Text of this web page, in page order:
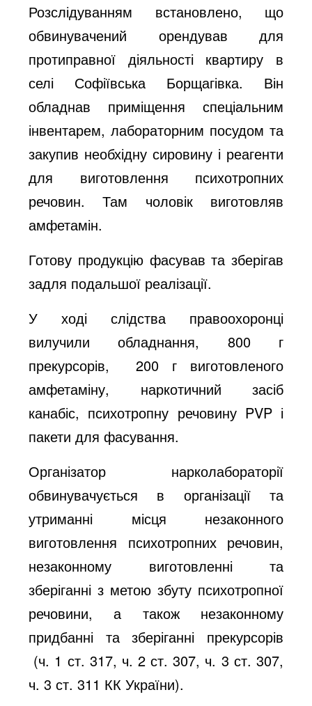
Розслідуванням встановлено, що
обвинувачений орендував для
протиправної діяльності квартиру в
селі Софіївська Борщагівка. Він
обладнав приміщення спеціальним
інвентарем, лабораторним посудом та
закупив необхідну сировину і реагенти
для виготовлення психотропних
речовин. Там чоловік виготовляв
амфетамін.
Готову продукцію фасував та зберігав
задля подальшої реалізації.
У ході слідства правоохоронці
вилучили обладнання, 800 г
прекурсорів, 200 г виготовленого
амфетаміну, наркотичний засіб
канабіс, психотропну речовину PVP і
пакети для фасування.
Організатор нарколабораторії
обвинувачується в організації та
утриманні місця незаконного
виготовлення психотропних речовин,
незаконному виготовленні та
зберіганні з метою збуту психотропної
речовини, а також незаконному
придбанні та зберіганні прекурсорів
(ч. 1 ст. 317, ч. 2 ст. 307, ч. 3 ст. 307,
ч. 3 ст. 311 КК України).